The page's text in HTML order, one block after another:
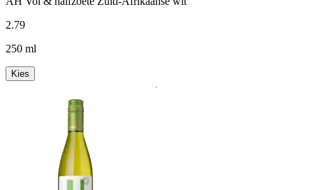
2.79
250 ml
Kies